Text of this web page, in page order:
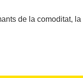
de la comoditat,